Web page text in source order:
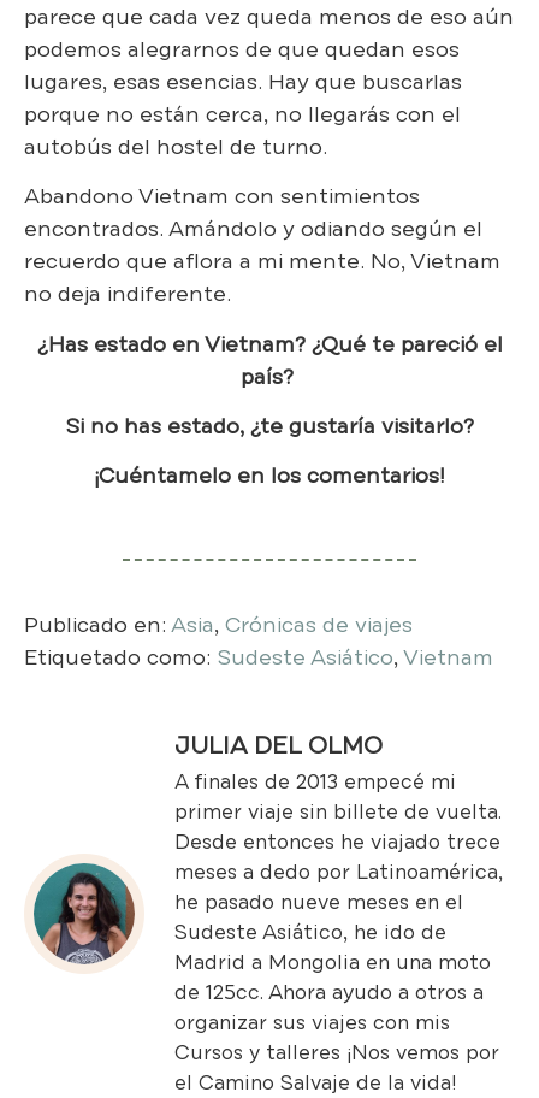
parece que cada vez queda menos de eso aún
podemos alegrarnos de que quedan esos
lugares, esas esencias. Hay que buscarlas
porque no están cerca, no llegarás con el
autobús del hostel de turno.
Abandono Vietnam con sentimientos
encontrados. Amándolo y odiando según el
recuerdo que aflora a mi mente. No, Vietnam
no deja indiferente.
¿Has estado en Vietnam? ¿Qué te pareció el
país?
Si no has estado, ¿te gustaría visitarlo?​
¡Cuéntamelo en los comentarios!
Publicado en: Asia, Crónicas de viajes
Etiquetado como: Sudeste Asiático,Vietnam
JULIA DEL OLMO
A finales de 2013 empecé mi
primer viaje sin billete de vuelta.
Desde entonces he viajado trece
meses a dedo por Latinoamérica,
he pasado nueve meses en el
Sudeste Asiático, he ido de
Madrid a Mongolia en una moto
de 125cc. Ahora ayudo a otros a
organizar sus viajes con mis
Cursos y talleres ¡Nos vemos por
el Camino Salvaje de la vida!